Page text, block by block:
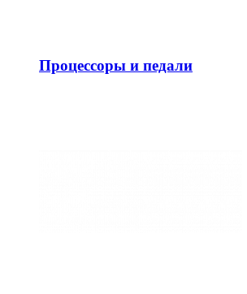
Процессоры и педали